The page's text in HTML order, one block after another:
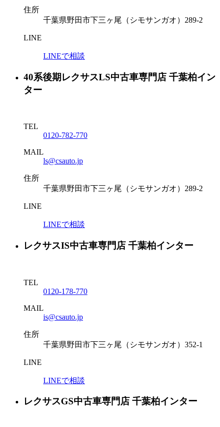
住所
千葉県野田市下三ヶ尾（シモサンガオ）289-2
LINE
LINEで相談
40系後期レクサスLS中古車専門店 千葉柏イン
ター
TEL
0120-782-770
MAIL
ls@csauto.jp
住所
千葉県野田市下三ヶ尾（シモサンガオ）289-2
LINE
LINEで相談
レクサスIS中古車専門店 千葉柏インター
TEL
0120-178-770
MAIL
is@csauto.jp
住所
千葉県野田市下三ヶ尾（シモサンガオ）352-1
LINE
LINEで相談
レクサスGS中古車専門店 千葉柏インター